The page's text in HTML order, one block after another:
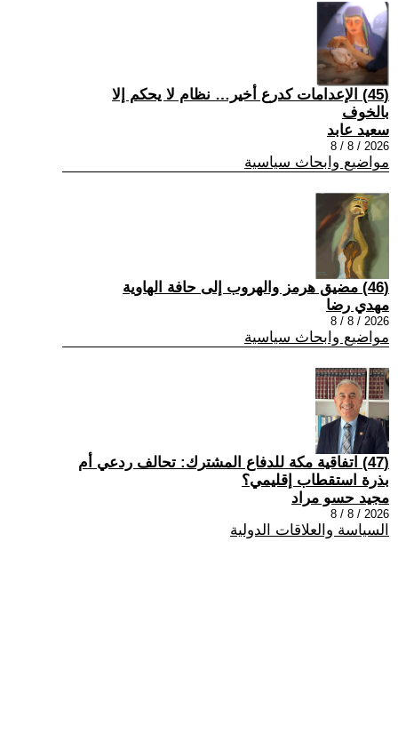
(45) الإعدامات كدرع أخير… نظام لا يحكم إلا
بالخوف
سعيد عابد
2026 / 8 / 8
مواضيع وابحاث سياسية
(46) مضيق هرمز والهروب إلى حافة الهاوية
مهدي رضا
2026 / 8 / 8
مواضيع وابحاث سياسية
(47) اتفاقية مكة للدفاع المشترك: تحالف ردعي أم
بذرة استقطاب إقليمي؟
مجيد حسو مراد
2026 / 8 / 8
السياسة والعلاقات الدولية